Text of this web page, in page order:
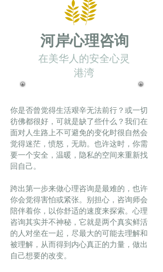
河岸心理咨询
在美华人的安全心灵
港湾
你是否曾觉得生活艰辛无法前行？或一切
彷佛都很好，可就是缺了些什么？我们在
面对人生路上不可避免的变化时很自然会
觉得迷茫，愤怒，无助。也许这时，你需
要一个安全，温暖，隐私的空间来重新找
回自己。
跨出第一步来做心理咨询是最难的，也许
你会觉得害怕或紧张。别担心，咨询师会
陪伴着你，以你舒适的速度来探索。心理
咨询其实并不神秘，它就是两个真实鲜活
的人对坐在一起，尽最大的可能去理解和
被理解，从而得到内心真正的力量，做出
自己想要的改变。